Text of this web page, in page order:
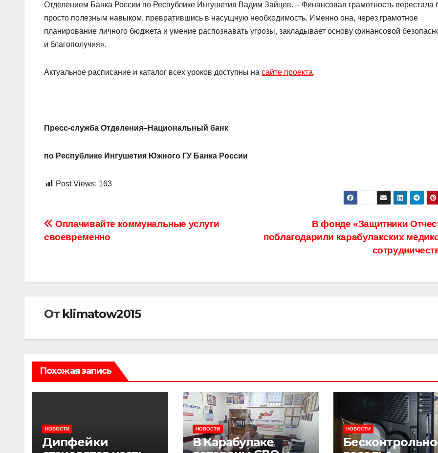
Отделением Банка России по Республике Ингушетия Вадим Зайцев. – Финансовая грамотность перестала
просто полезным навыком, превратившись в насущную необходимость. Именно она, через грамотное
планирование личного бюджета и умение распознавать угрозы, закладывает основу финансовой
и благополучия».
Актуальное расписание и каталог всех уроков доступны на сайте проекта.
Пресс-служба Отделения–Национальный банк
по Республике Ингушетия Южного ГУ Банка России
Post Views: 163
Навигация
В фонде «Защитники
поблагодарили карабулакских
Оплачивайте коммунальные услуги
своевременно
От klimatow2015
Похожая запись
НОВОСТИ
Дипфейки
НОВОСТИ
В Карабулаке
НОВОСТИ